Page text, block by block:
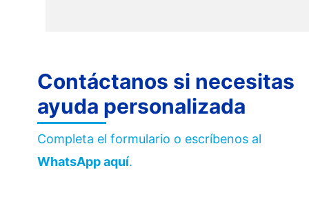
Contáctanos si necesitas
ayuda personalizada
Completa el formulario o escríbenos al
WhatsApp aquí.